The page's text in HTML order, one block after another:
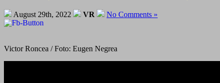
August 29th, 2022 VR No Comments »
Victor Roncea / Foto: Eugen Negrea